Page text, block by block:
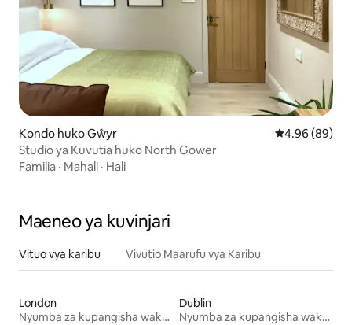
Kondo huko Gŵyr Ukadiriaji wa
4.96 (89)
Studio ya Kuvutia huko North Gower
Familia · Mahali · Hali
Maeneo ya kuvinjari
Vituo vya karibu Vivutio Maarufu vya Karibu
London
Nyumba za kupangisha wakati wa likizo
Dublin
Nyumba za kupangisha wakati wa likizo